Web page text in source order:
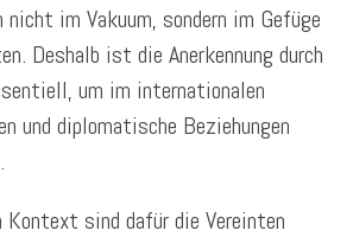
im Vakuum, sondern im Gefüge
Deshalb ist die Anerkennung durch
um im internationalen
und diplomatische Beziehungen
sind dafür die Vereinten